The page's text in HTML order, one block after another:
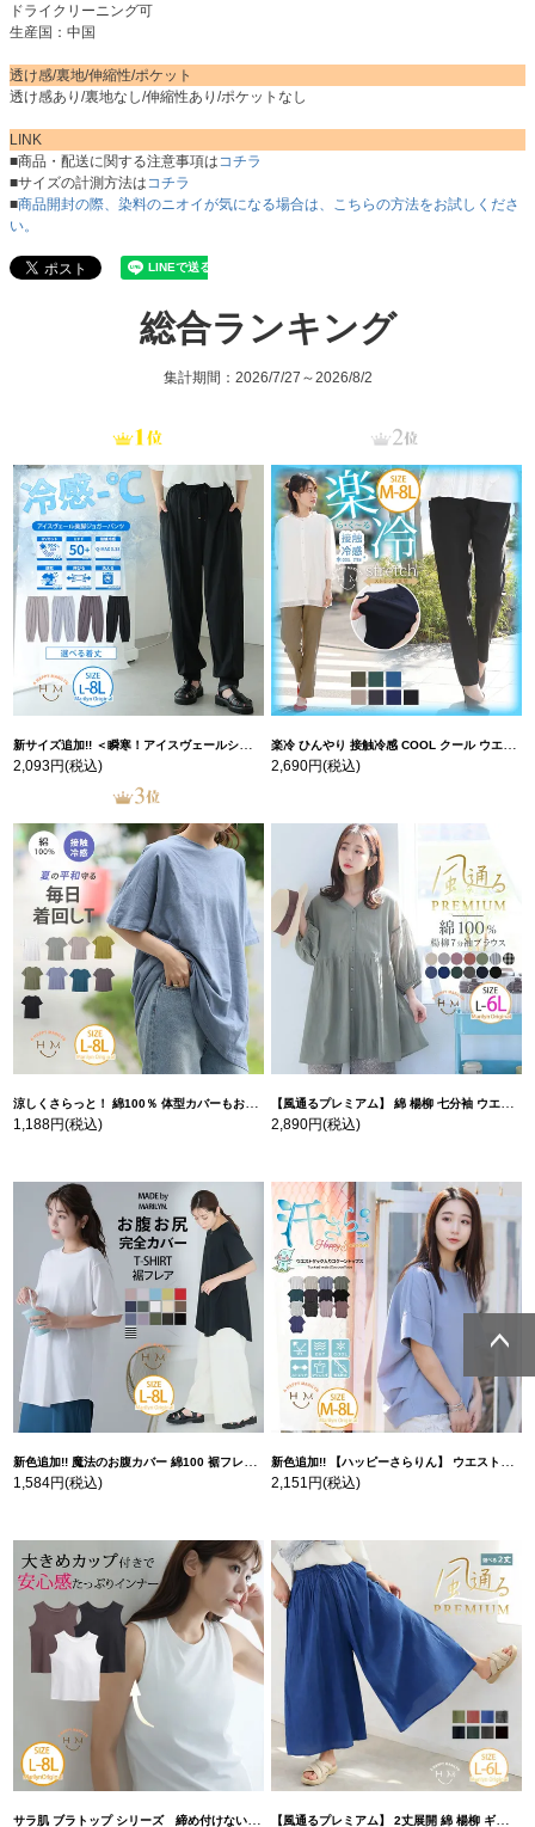
ドライクリーニング可
生産国：中国
透け感/裏地/伸縮性/ポケット
透け感あり/裏地なし/伸縮性あり/ポケットなし
LINK
■商品・配送に関する注意事項は コチラ
■サイズの計測方法は コチラ
■商品開封の際、染料のニオイが気になる場合は、こちらの方法をお試しくださ
い。
総合ランキング
集計期間：2026/7/27～2026/8/2
新サイズ追加!! ＜瞬寒！アイスヴェールシリーズ＞ 美脚 ジョガーパンツ 【ウェストゴム】 【ストレッチ】 | 大きいサイズの通販ならハッピーマリリン
2,093円(税込)
楽冷 ひんやり 接触冷感 COOL クール ウエストゴム 楽ちん ストレッチ 美脚 レギパン 【ストレッチ】 | 大きいサイズの通販ならハッピーマリリン
2,690円(税込)
涼しくさらっと！ 綿100％ 体型カバーもお洒落も叶える 風合いコットン ゆるシルエット ドルマン | 大きいサイズの通販ならハッピーマリリン
1,188円(税込)
【風通るプレミアム】 綿 楊柳 七分袖 ウエストギャザー ブラウス | 大きいサイズの通販ならハッピーマリリン
2,890円(税込)
新色追加!! 魔法のお腹カバー 綿100 裾フレア Tシャツ | 大きいサイズの通販ならハッピーマリリン
1,584円(税込)
新色追加!! 【ハッピーさらりん】 ウエストタック入り スッキリ魅せ コクーントップス | 大きいサイズの通販ならハッピーマリリン
2,151円(税込)
サラ肌 ブラトップ シリーズ 締め付けない リブ タンクトップ | 大きいサイズの通販ならハッピーマリリン 【風通るプレミアム】 2丈展開 綿 楊柳 ギャザー フレア スカンツ 【ウェストゴム】 | 大きいサイズの通販ならハッピーマリリン
ページトッ
プへ
ページトッ
プへ